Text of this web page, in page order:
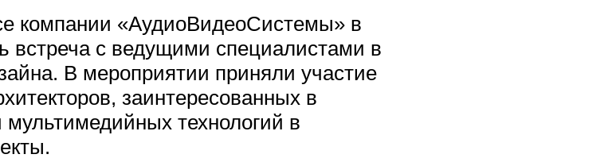
компании «АудиоВидеоСистемы» в
встреча с ведущими специалистами в
В мероприятии приняли участие
заинтересованных в
технологий в